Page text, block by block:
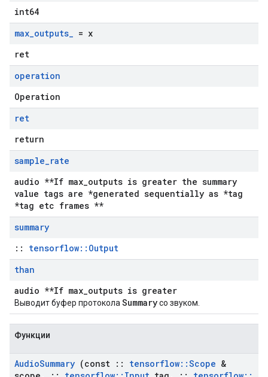
int64
max_outputs_ = x
ret
operation
Operation
ret
return
sample_rate
audio **If max_outputs is greater the summary
value tags are *generated sequentially as *tag
*tag etc frames **
summary
:: tensorflow::Output
than
audio **If max_outputs is greater
Выводит буфер протокола Summaryсо звуком.
Функции
AudioSummary (const :: tensorflow::Scope &